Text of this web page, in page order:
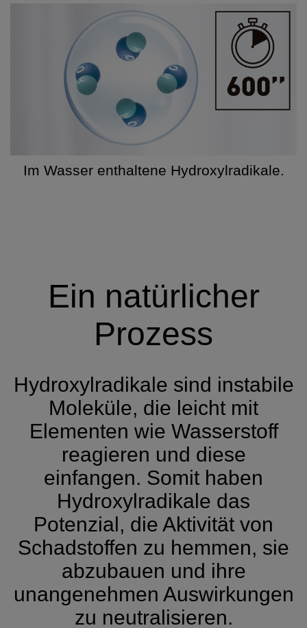
Im Wasser enthaltene Hydroxylradikale.
Ein natürlicher
Prozess
Hydroxylradikale sind instabile
Moleküle, die leicht mit
Elementen wie Wasserstoff
reagieren und diese
einfangen. Somit haben
Hydroxylradikale das
Potenzial, die Aktivität von
Schadstoffen zu hemmen, sie
abzubauen und ihre
unangenehmen Auswirkungen
zu neutralisieren.